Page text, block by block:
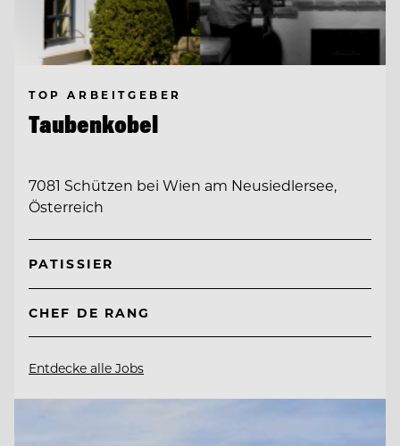
TOP ARBEITGEBER
Taubenkobel
7081 Schützen bei Wien am Neusiedlersee,
Österreich
PATISSIER
CHEF DE RANG
Entdecke alle Jobs